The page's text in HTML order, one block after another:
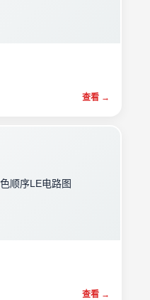
查看 →
查看 →